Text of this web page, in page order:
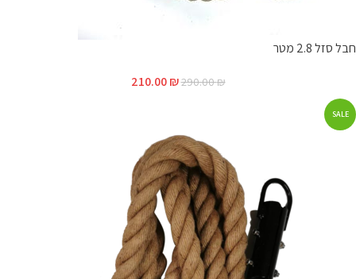
חבל סזל 2.8 מטר
290.00₪
210.00₪
SALE